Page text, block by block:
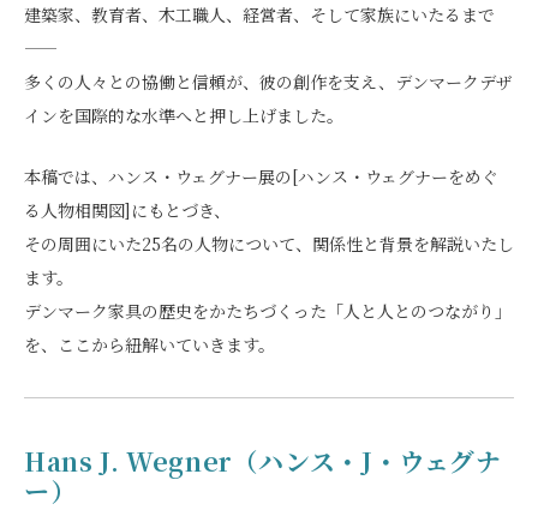
建築家、教育者、木工職人、経営者、そして家族にいたるまで
——
多くの人々との協働と信頼が、彼の創作を支え、デンマークデザ
インを国際的な水準へと押し上げました。
本稿では、ハンス・ウェグナー展の[ハンス・ウェグナーをめぐ
る人物相関図]にもとづき、
その周囲にいた25名の人物について、関係性と背景を解説いたし
ます。
デンマーク家具の歴史をかたちづくった「人と人とのつながり」
を、ここから紐解いていきます。
Hans J. Wegner（ハンス・J・ウェグナ
ー）